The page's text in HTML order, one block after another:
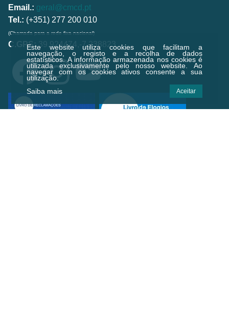
Este website utiliza cookies que facilitam a
navegação, o registo e a recolha de dados
estatísticos.A informação armazenada nos cookies é
utilizada exclusivamente pelo nosso website. Ao
navegar com os cookies ativos consente a sua
utilização.
Saiba mais
Aceitar
Email.: geral@cmcd.pt
Tel.: (+351) 277 200 010
(Chamada para a rede fixa nacional)
C.GPS:39.924474,-7.238823